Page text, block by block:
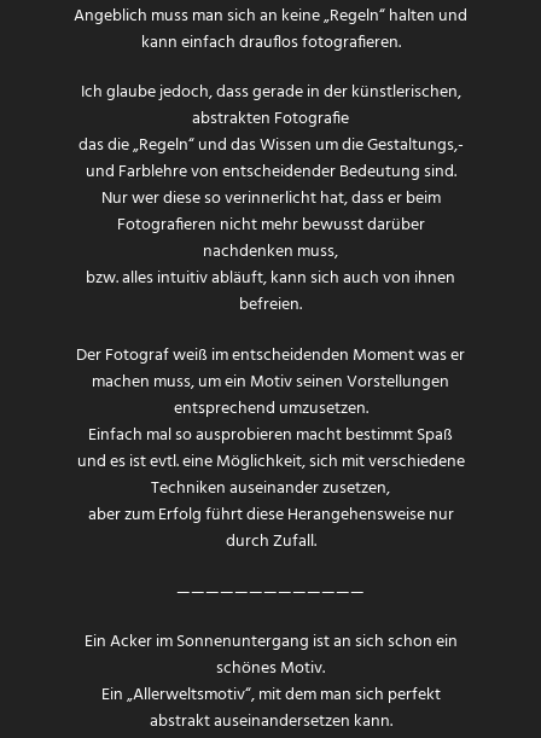
Angeblich muss man sich an keine „Regeln“ halten und
kann einfach drauflos fotografieren.
Ich glaube jedoch, dass gerade in der künstlerischen,
abstrakten Fotografie
das die „Regeln“ und das Wissen um die Gestaltungs,-
und Farblehre von entscheidender Bedeutung sind.
Nur wer diese so verinnerlicht hat, dass er beim
Fotografieren nicht mehr bewusst darüber
nachdenken muss,
bzw. alles intuitiv abläuft, kann sich auch von ihnen
befreien.
Der Fotograf weiß im entscheidenden Moment was er
machen muss, um ein Motiv seinen Vorstellungen
entsprechend umzusetzen.
Einfach mal so ausprobieren macht bestimmt Spaß
und es ist evtl. eine Möglichkeit, sich mit verschiedene
Techniken auseinander zusetzen,
aber zum Erfolg führt diese Herangehensweise nur
durch Zufall.
—————————————
Ein Acker im Sonnenuntergang ist an sich schon ein
schönes Motiv.
Ein „Allerweltsmotiv“, mit dem man sich perfekt
abstrakt auseinandersetzen kann.